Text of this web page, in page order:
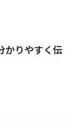
かりやすく伝